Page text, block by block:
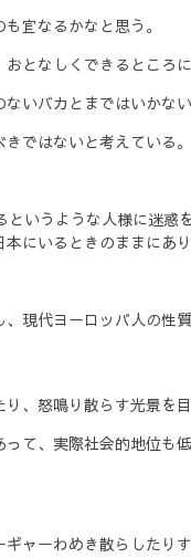
宜なるかなと思う。
となしくできるところに
いバカとまではいかない
ではないと考えている。
いうような人様に迷惑
にいるときのままにあり
現代ヨーロッパ人の性
、怒鳴り散らす光景を目
て、実際社会的地位も
ャーわめき散らしたり